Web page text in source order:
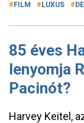
FILM LUXUS
85 éves
lenyomja
Pacinót?
Harvey Keitel,